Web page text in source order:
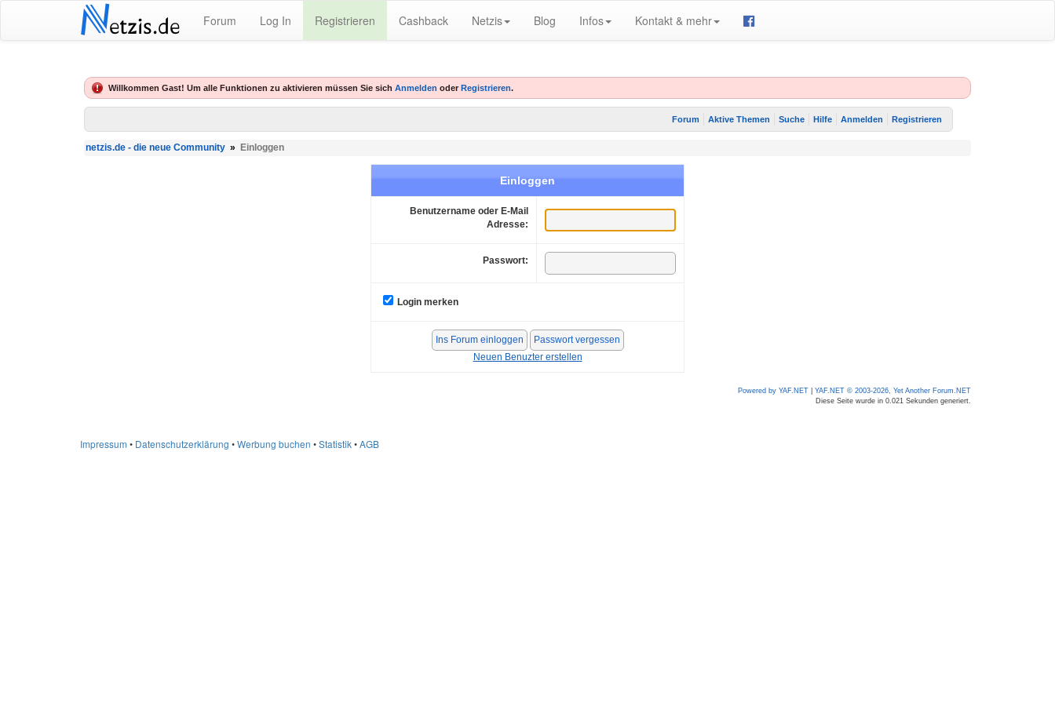
Netzis.de Forum Log In Registrieren Cashback Netzis Blog Infos Kontakt & mehr
Willkommen Gast! Um alle Funktionen zu aktivieren müssen Sie sich Anmelden oder Registrieren.
Forum Aktive Themen Suche Hilfe Anmelden Registrieren
netzis.de - die neue Community » Einloggen
Einloggen
Benutzername oder E-Mail
Adresse:
Passwort:
Login merken
Neuen Benuzter erstellen
Powered by YAF.NET
YAF.NET © 2003-2026, Yet Another Forum.NET
Diese Seite wurde in 0.021 Sekunden generiert.
Impressum • Datenschutzerklärung •Werbung buchen •Statistik•AGB